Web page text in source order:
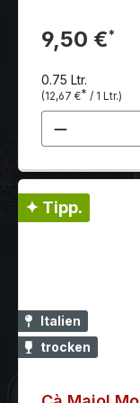
9,50 €*
0.75 Ltr.
(12,67 €* / 1 Ltr.)
Produkt
✦ Tipp.
Italien
trocken